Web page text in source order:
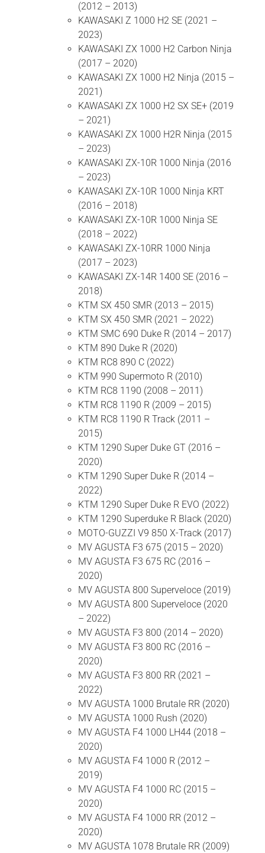
(2012 – 2013)
KAWASAKI Z 1000 H2 SE (2021 –
2023)
KAWASAKI ZX 1000 H2 Carbon Ninja
(2017 – 2020)
KAWASAKI ZX 1000 H2 Ninja (2015 –
2021)
KAWASAKI ZX 1000 H2 SX SE+ (2019
– 2021)
KAWASAKI ZX 1000 H2R Ninja (2015
– 2023)
KAWASAKI ZX-10R 1000 Ninja (2016
– 2023)
KAWASAKI ZX-10R 1000 Ninja KRT
(2016 – 2018)
KAWASAKI ZX-10R 1000 Ninja SE
(2018 – 2022)
KAWASAKI ZX-10RR 1000 Ninja
(2017 – 2023)
KAWASAKI ZX-14R 1400 SE (2016 –
2018)
KTM SX 450 SMR (2013 – 2015)
KTM SX 450 SMR (2021 – 2022)
KTM SMC 690 Duke R (2014 – 2017)
KTM 890 Duke R (2020)
KTM RC8 890 C (2022)
KTM 990 Supermoto R (2010)
KTM RC8 1190 (2008 – 2011)
KTM RC8 1190 R (2009 – 2015)
KTM RC8 1190 R Track (2011 –
2015)
KTM 1290 Super Duke GT (2016 –
2020)
KTM 1290 Super Duke R (2014 –
2022)
KTM 1290 Super Duke R EVO (2022)
KTM 1290 Superduke R Black (2020)
MOTO-GUZZI V9 850 X-Track (2017)
MV AGUSTA F3 675 (2015 – 2020)
MV AGUSTA F3 675 RC (2016 –
2020)
MV AGUSTA 800 Superveloce (2019)
MV AGUSTA 800 Superveloce (2020
– 2022)
MV AGUSTA F3 800 (2014 – 2020)
MV AGUSTA F3 800 RC (2016 –
2020)
MV AGUSTA F3 800 RR (2021 –
2022)
MV AGUSTA 1000 Brutale RR (2020)
MV AGUSTA 1000 Rush (2020)
MV AGUSTA F4 1000 LH44 (2018 –
2020)
MV AGUSTA F4 1000 R (2012 –
2019)
MV AGUSTA F4 1000 RC (2015 –
2020)
MV AGUSTA F4 1000 RR (2012 –
2020)
MV AGUSTA 1078 Brutale RR (2009)